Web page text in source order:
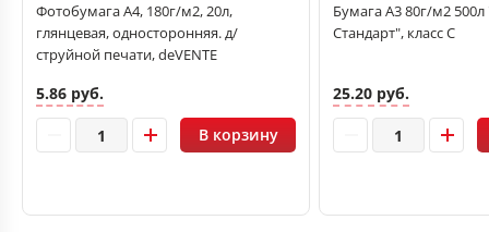
Фотобумага А4, 180г/м2, 20л,
глянцевая, односторонняя. д/
струйной печати, deVENTE
5.86 руб.
В корзину
Бумага А3 80г/м2
Стандарт", класс С
25.20 руб.